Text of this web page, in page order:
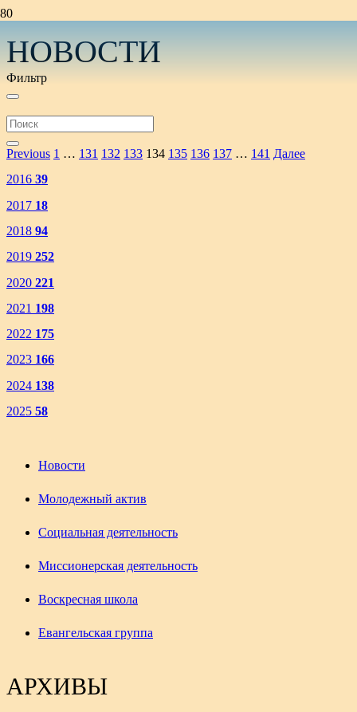
НОВОСТИ
Фильтр
Previous 1 … 131 132 133 134 135 136 137 … 141 Далее
2016 39
2017 18
2018 94
2019 252
2020 221
2021 198
2022 175
2023 166
2024 138
2025 58
Новости
Молодежный актив
Социальная деятельность
Миссионерская деятельность
Воскресная школа
Евангельская группа
АРХИВЫ